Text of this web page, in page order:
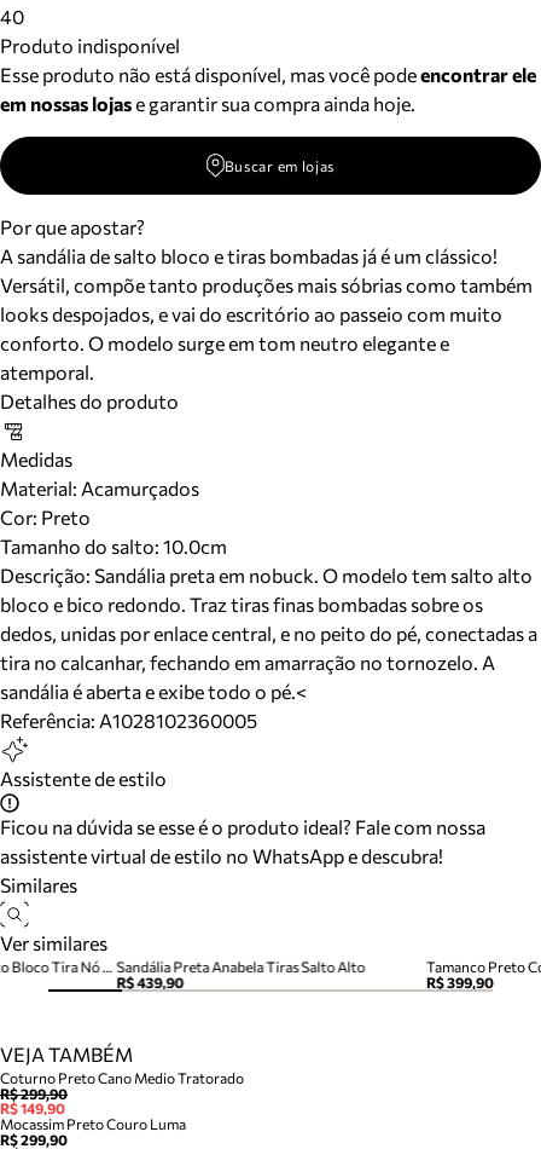
40
Produto indisponível
Esse produto não está disponível, mas você podeencontrar ele
em nossas lojase garantir sua compra ainda hoje.
Buscar em lojas
Por que apostar?
A sandália de salto bloco e tiras bombadas já é um clássico!
Versátil, compõe tanto produções mais sóbrias como também
looks despojados, e vai do escritório ao passeio com muito
conforto. O modelo surge em tom neutro elegante e
atemporal.
Detalhes do produto
Medidas
Material: Acamurçados
Cor: Preto
Tamanho do salto: 10.0cm
Descrição: Sandália preta em nobuck. O modelo tem salto alto
bloco e bico redondo. Traz tiras finas bombadas sobre os
dedos, unidas por enlace central, e no peito do pé, conectadas a
tira no calcanhar, fechando em amarração no tornozelo. A
sandália é aberta e exibe todo o pé.<
Referência: A1028102360005
Assistente de estilo
Ficou na dúvida se esse é o produto ideal? Fale com nossa
assistente virtual de estilo no WhatsApp e descubra!
Similares
Ver similares
Sandália Preta Anabela Tiras Salto Alto
R$ 439,90
Tamanco Preto
R$ 399,90
Sandália Preta Couro Salto Alto Bloco Tira Nó Camila
VEJA TAMBÉM
Coturno Preto Cano Medio Tratorado
R$ 299,90
R$ 149,90
Mocassim Preto Couro Luma
R$ 299,90